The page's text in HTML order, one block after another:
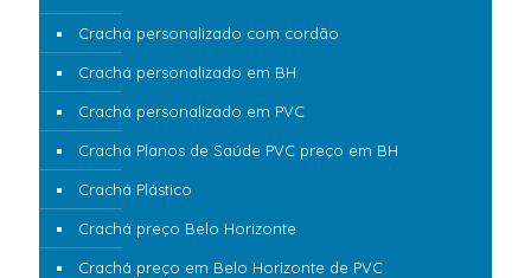
Crachá personalizado com cordão
Crachá personalizado em BH
Crachá personalizado em PVC
Crachá Planos de Saúde PVC preço em BH
Crachá Plástico
Crachá preço Belo Horizonte
Crachá preço em Belo Horizonte de PVC